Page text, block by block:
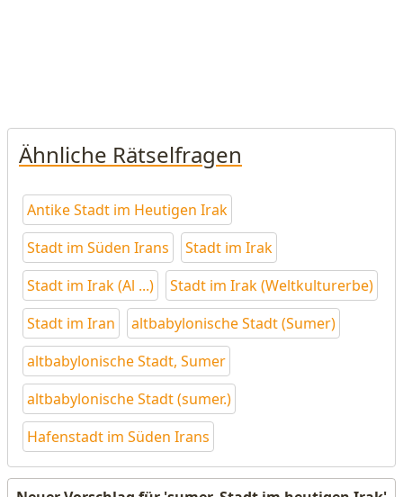
Ähnliche Rätselfragen
Antike Stadt im Heutigen Irak
Stadt im Süden Irans
Stadt im Irak
Stadt im Irak (Al ...)
Stadt im Irak (Weltkulturerbe)
Stadt im Iran
altbabylonische Stadt (Sumer)
altbabylonische Stadt, Sumer
altbabylonische Stadt (sumer.)
Hafenstadt im Süden Irans